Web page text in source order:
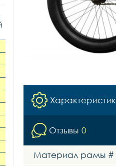
Отзывы 0
Материал рамы #